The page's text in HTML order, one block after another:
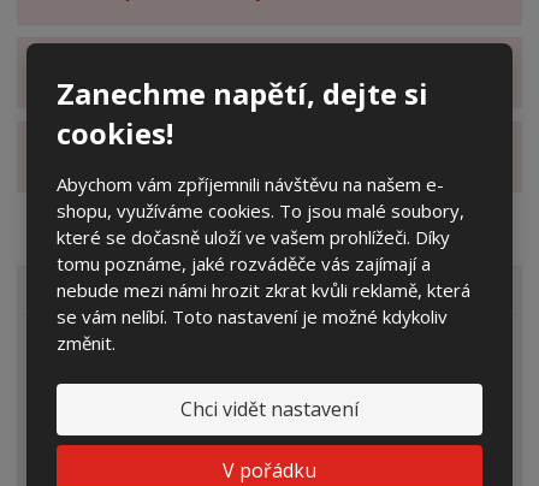
Zanechme napětí, dejte si
cookies!
Abychom vám zpříjemnili návštěvu na našem e-
shopu, využíváme cookies. To jsou malé soubory,
které se dočasně uloží ve vašem prohlížeči. Díky
tomu poznáme, jaké rozváděče vás zajímají a
nebude mezi námi hrozit zkrat kvůli reklamě, která
se vám nelíbí. Toto nastavení je možné kdykoliv
změnit.
Chci vidět nastavení
V pořádku
VŠECHNY KATEGORIE
Elektroměrové rozvaděče
Prázdné skříně
Rozpojovací jistící skříně